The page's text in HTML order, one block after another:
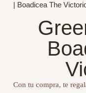
| Boadicea The
Con tu compra, te